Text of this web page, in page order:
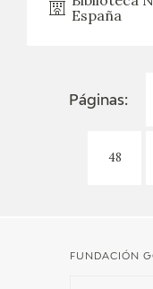
España
Páginas:
48
FUNDACIÓN